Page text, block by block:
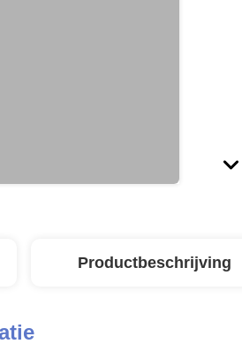
Productbeschrijving